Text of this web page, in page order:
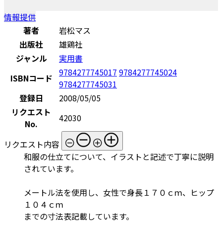
情報提供
著者
岩松マス
出版社
雄鶏社
ジャンル
実用書
ISBNコード 9784277745017 9784277745024
9784277745031
登録日
2008/05/05
リクエスト
No.
42030
リクエスト内容
和服の仕立てについて、イラストと記述で丁寧に説明
されています。
メートル法を使用し、女性で身長１７０ｃｍ、ヒップ
１０４ｃｍ
までの寸法表記載しています。